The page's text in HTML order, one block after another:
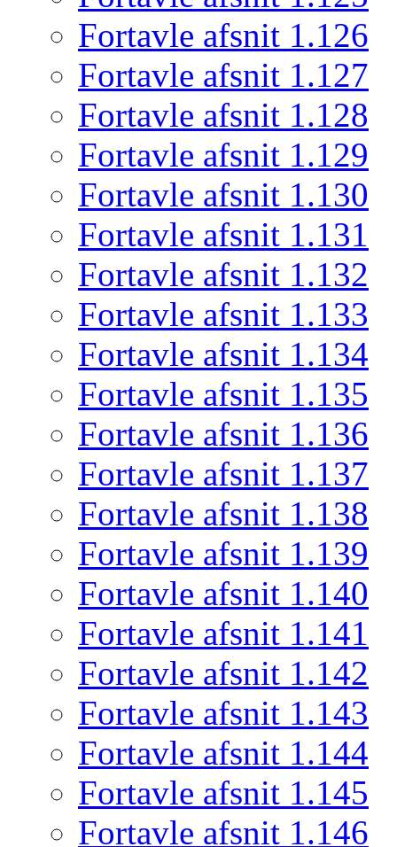
Fortavle afsnit 1.126
Fortavle afsnit 1.127
Fortavle afsnit 1.128
Fortavle afsnit 1.129
Fortavle afsnit 1.130
Fortavle afsnit 1.131
Fortavle afsnit 1.132
Fortavle afsnit 1.133
Fortavle afsnit 1.134
Fortavle afsnit 1.135
Fortavle afsnit 1.136
Fortavle afsnit 1.137
Fortavle afsnit 1.138
Fortavle afsnit 1.139
Fortavle afsnit 1.140
Fortavle afsnit 1.141
Fortavle afsnit 1.142
Fortavle afsnit 1.143
Fortavle afsnit 1.144
Fortavle afsnit 1.145
Fortavle afsnit 1.146